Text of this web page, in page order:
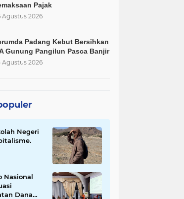
Pajak
Agustus 2026
Padang Kebut Bersihkan
Gunung Pangilun Pasca Banjir
Agustus 2026
Negeri
Nasional
Dana